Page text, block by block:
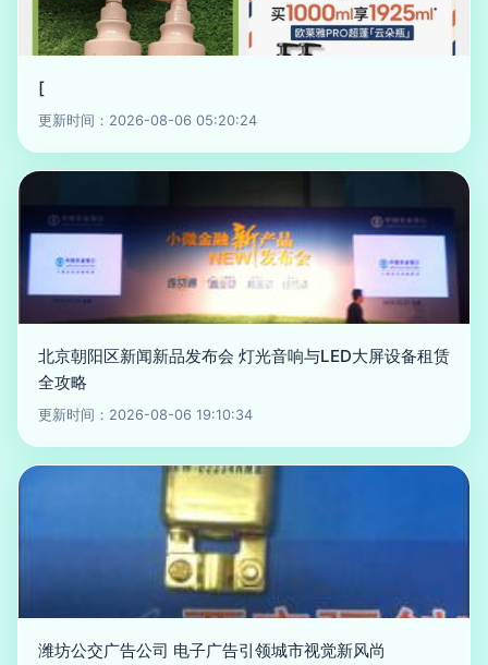
[
更新时间：2026-08-06 05:20:24
北京朝阳区新闻新品发布会 灯光音响与LED大屏设备租赁
全攻略
更新时间：2026-08-06 19:10:34
潍坊公交广告公司 电子广告引领城市视觉新风尚